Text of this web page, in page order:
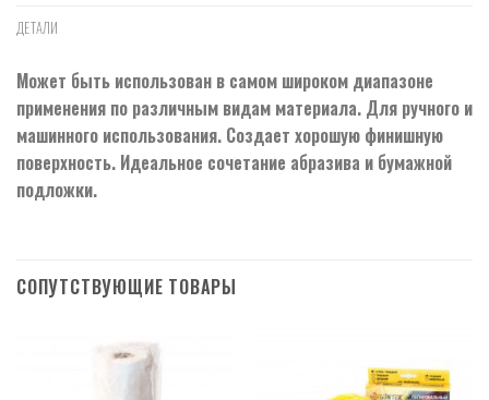
ДЕТАЛИ
Может быть использован в самом широком диапазоне
применения по различным видам материала. Для ручного и
машинного использования. Создает хорошую финишную
поверхность. Идеальное сочетание абразива и бумажной
подложки.
СОПУТСТВУЮЩИЕ ТОВАРЫ